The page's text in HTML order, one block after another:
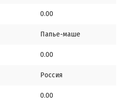
0.00
Папье-маше
0.00
Россия
0.00